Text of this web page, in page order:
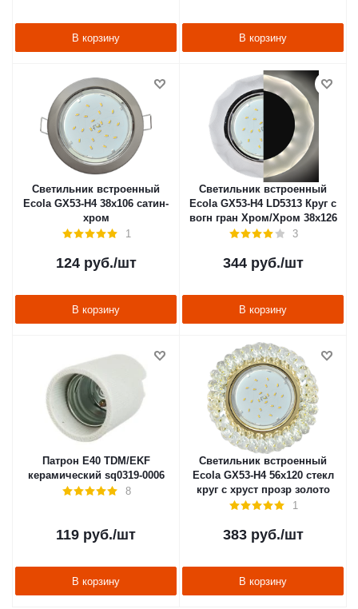
В корзину В корзину
Светильник встроенный
Ecola GX53-H4 38x106 сатин-
хром
1
124руб./шт
В корзину
Светильник встроенный
Ecola GX53-H4 LD5313 Круг с
вогн гран Хром/Хром 38х126
3
344руб./шт
В корзину
Патрон Е40 TDM/EKF
керамический sq0319-0006
8
119 руб./шт
В корзину
Светильник встроенный
Ecola GX53-H4 56x120 стекл
круг с хруст прозр золото
1
383руб./шт
В корзину